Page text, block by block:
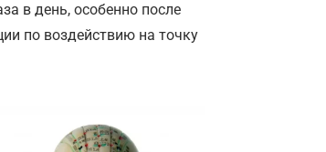
в день, особенно после
по воздействию на точку